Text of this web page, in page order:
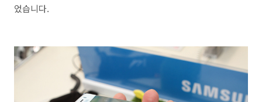
었습니다.